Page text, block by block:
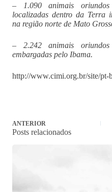
– 1.090 animais
localizadas dentro da Terra
na região norte de Mato
– 2.242 animais
embargadas pelo Ibama.
http://www.cimi.org.br/site/pt-
ANTERIOR
Posts relacionados